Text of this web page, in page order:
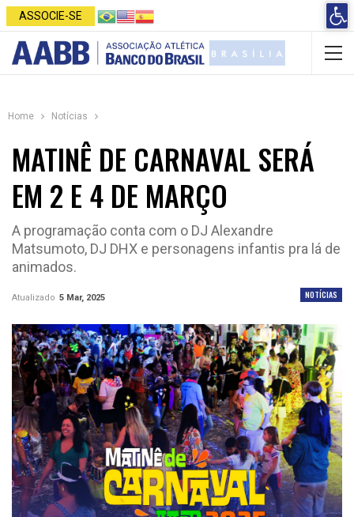
ASSOCIE-SE
Home Notícias
MATINÊ DE CARNAVAL SERÁ
EM 2 E 4 DE MARÇO
A programação conta com o DJ Alexandre
Matsumoto, DJ DHX e personagens infantis pra lá de
animados.
NOTÍCIAS
Atualizado 5 Mar, 2025